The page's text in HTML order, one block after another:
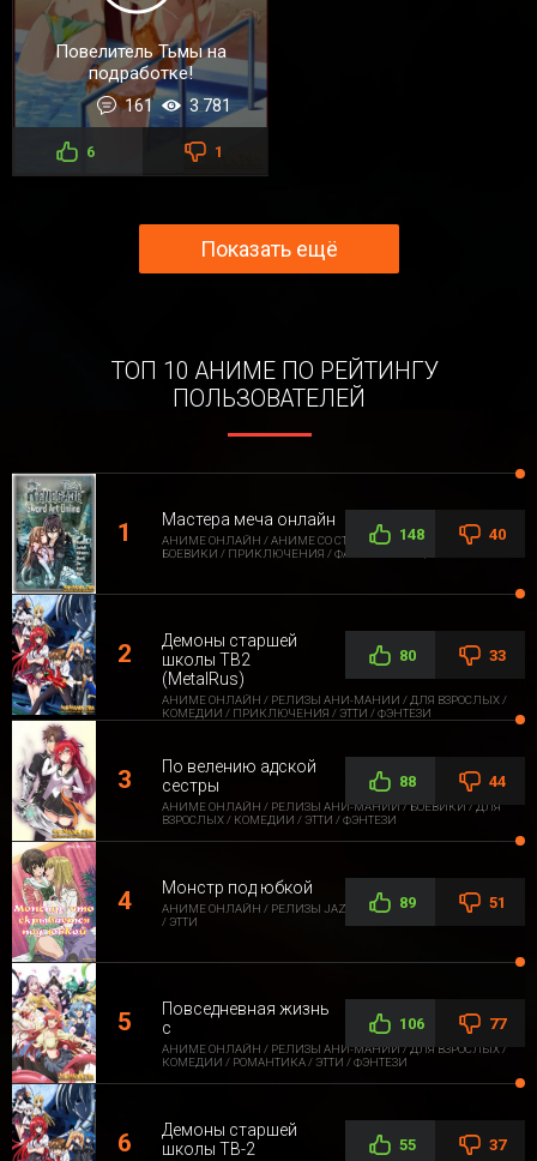
Повелитель Тьмы на
подработке!
161 3 781
6 1
Показать ещё
ТОП 10 АНИМЕ ПО РЕЙТИНГУ
ПОЛЬЗОВАТЕЛЕЙ
Мастера меча онлайн
АНИМЕ ОНЛАЙН / АНИМЕ СО СТОРОННЕЙ ОЗВУЧКОЙ /
БОЕВИКИ / ПРИКЛЮЧЕНИЯ / ФАНТАСТИКА / ФЭНТЕЗИ
148 40
Демоны старшей
школы ТВ2
(MetalRus)
АНИМЕ ОНЛАЙН / РЕЛИЗЫ АНИ-МАНИИ / ДЛЯ ВЗРОСЛЫХ /
КОМЕДИИ / ПРИКЛЮЧЕНИЯ / ЭТТИ / ФЭНТЕЗИ
80 33
По велению адской
сестры
АНИМЕ ОНЛАЙН / РЕЛИЗЫ АНИ-МАНИИ / БОЕВИКИ / ДЛЯ
ВЗРОСЛЫХ / КОМЕДИИ / ЭТТИ / ФЭНТЕЗИ
88 44
Монстр под юбкой
АНИМЕ ОНЛАЙН / РЕЛИЗЫ JAZZWAY ANIME / ДЛЯ ВЗРОСЛЫХ
/ ЭТТИ
89 51
Повседневная жизнь
с
АНИМЕ ОНЛАЙН / РЕЛИЗЫ АНИ-МАНИИ / ДЛЯ ВЗРОСЛЫХ /
КОМЕДИИ / РОМАНТИКА / ЭТТИ / ФЭНТЕЗИ
106 77
Демоны старшей
школы ТВ-2
55 37